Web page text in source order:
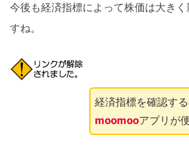
今後も経済指標によって株価は大き
すね。
経済指標を確認す
moomooアプリが